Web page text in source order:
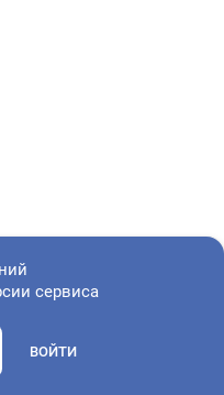
сервиса
ВОЙТИ